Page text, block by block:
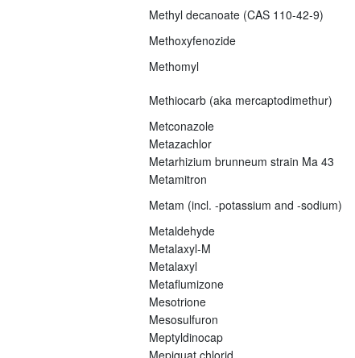
Methyl decanoate (CAS 110-42-9)
Methoxyfenozide
Methomyl
Methiocarb (aka mercaptodimethur)
Metconazole
Metazachlor
Metarhizium brunneum strain Ma 43
Metamitron
Metam (incl. -potassium and -sodium)
Metaldehyde
Metalaxyl-M
Metalaxyl
Metaflumizone
Mesotrione
Mesosulfuron
Meptyldinocap
Mepiquat chlorid